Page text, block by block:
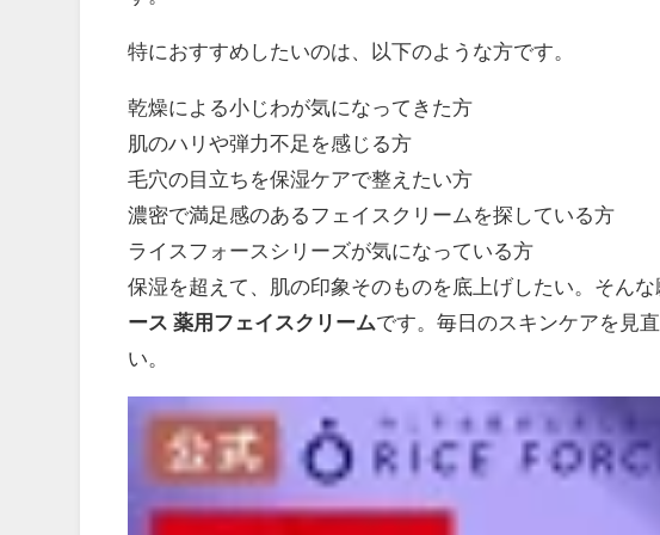
特におすすめしたいのは、以下のような方です。
乾燥による小じわが気になってきた方
肌のハリや弾力不足を感じる方
毛穴の目立ちを保湿ケアで整えたい方
濃密で満足感のあるフェイスクリームを探している方
ライスフォースシリーズが気になっている方
保湿を超えて、肌の印象そのものを底上げしたい。そん
ース 薬用フェイスクリームです。毎日のスキンケアを見
い。